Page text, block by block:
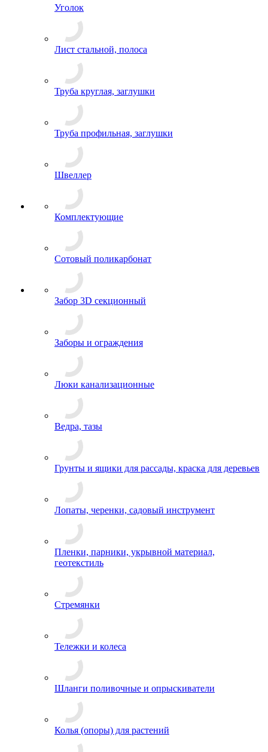
Уголок
Лист стальной, полоса
Труба круглая, заглушки
Труба профильная, заглушки
Швеллер
Комплектующие
Сотовый поликарбонат
Забор 3D секционный
Заборы и ограждения
Люки канализационные
Ведра, тазы
Грунты и ящики для рассады, краска для деревьев
Лопаты, черенки, садовый инструмент
Пленки, парники, укрывной материал,
геотекстиль
Стремянки
Тележки и колеса
Шланги поливочные и опрыскиватели
Колья (опоры) для растений